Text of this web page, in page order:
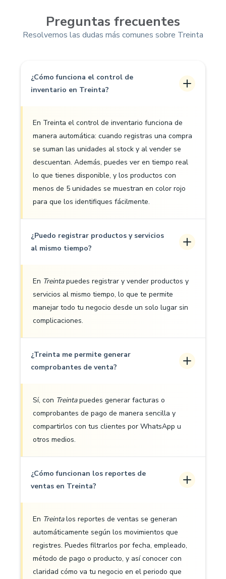
Preguntas frecuentes
Resolvemos las dudas más comunes sobre Treinta
¿Cómo funciona el control de
inventario en Treinta?
En Treinta el control de inventario funciona de
manera automática: cuando registras una compra
se suman las unidades al stock y al vender se
descuentan. Además, puedes ver en tiempo real
lo que tienes disponible, y los productos con
menos de 5 unidades se muestran en color rojo
para que los identifiques fácilmente.
¿Puedo registrar productos y servicios
al mismo tiempo?
En Treintapuedes registrar y vender productos y
servicios al mismo tiempo, lo que te permite
manejar todo tu negocio desde un solo lugar sin
complicaciones.
¿Treinta me permite generar
comprobantes de venta?
Sí, con Treintapuedes generar facturas o
comprobantes de pago de manera sencilla y
compartirlos con tus clientes por WhatsApp u
otros medios.
¿Cómo funcionan los reportes de
ventas en Treinta?
En Treintalos reportes de ventas se generan
automáticamente según los movimientos que
registres. Puedes filtrarlos por fecha, empleado,
método de pago o producto, y así conocer con
claridad cómo va tu negocio en el periodo que